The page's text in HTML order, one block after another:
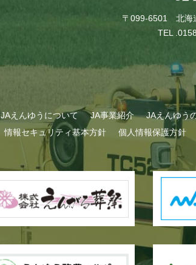
〒099-6501 北海
TEL
JAえんゆうについて JA事業紹介 JAえんゆう
情報セキュリティ基本方針
個人情報保護方針